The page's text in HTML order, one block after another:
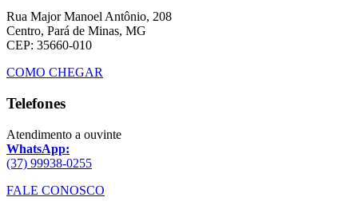
Rua Major Manoel Antônio, 208
Centro, Pará de Minas, MG
CEP: 35660-010
COMO CHEGAR
Telefones
Atendimento a ouvinte
WhatsApp:
(37) 99938-0255
FALE CONOSCO